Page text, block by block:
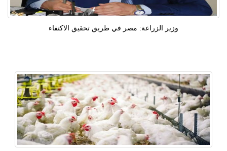
وزير الزراعة: مصر في طريق تحقيق الاكتفاء